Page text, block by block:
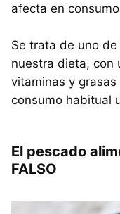
afecta en
Se trata de uno
nuestra dieta, con
vitaminas y
consumo habitual
El pescado
FALSO